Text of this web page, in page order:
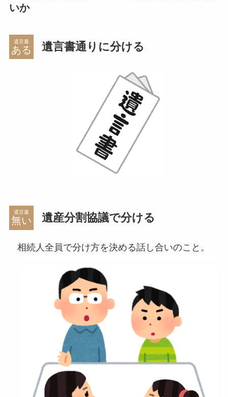
いか
遺言書 遺言書通りに分ける
遺言書 遺産分割協議で分ける
相続人全員で分け方を決める話し合いのこと。